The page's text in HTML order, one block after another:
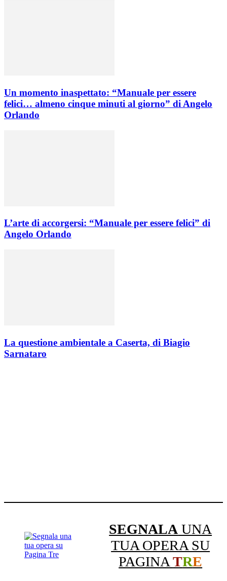
Un momento inaspettato: “Manuale per essere
felici… almeno cinque minuti al giorno” di Angelo
Orlando
L’arte di accorgersi: “Manuale per essere felici” di
Angelo Orlando
La questione ambientale a Caserta, di Biagio
Sarnataro
SEGNALA UNA
TUA OPERA SU
PAGINATRE